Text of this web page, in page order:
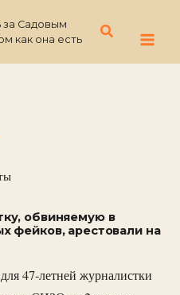
за Садовым
как она есть
Поиск
обвиняемую в
фейков, арестовали на
47-летней журналистки